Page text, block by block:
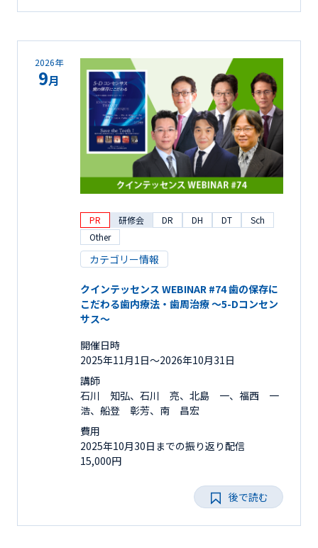
2026年
9月
PR 研修会 DR DH DT
Sch
Other
カテゴリー情報
クインテッセンス WEBINAR #74 歯の保存に
こだわる歯内療法・歯周治療 ～5-Dコンセン
サス～
開催日時
2025年11月1日〜2026年10月31日
講師
石川 知弘、石川 亮、北島 一、福西 一
浩、船登 彰芳、南 昌宏
費用
2025年10月30日までの振り返り配信
15,000円
後で読む